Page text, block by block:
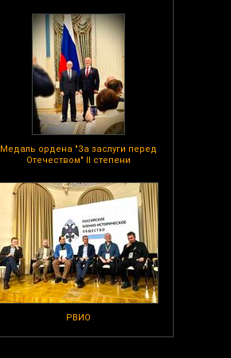
Медаль ордена "За заслуги перед
Отечеством" II степени
РВИО